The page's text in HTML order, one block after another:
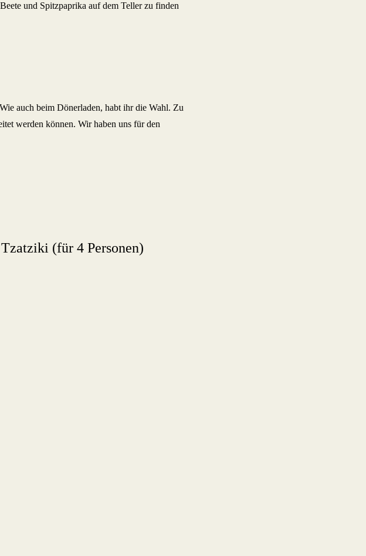
und Spitzpaprika auf dem Teller zu finden
auch beim Dönerladen, habt ihr die Wahl. Zu
werden können. Wir haben uns für den
(für 4 Personen)